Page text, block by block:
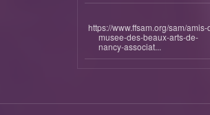
https://www.ffsam.org/sam/amis-
musee-des-beaux-arts-de-
nancy-associat...